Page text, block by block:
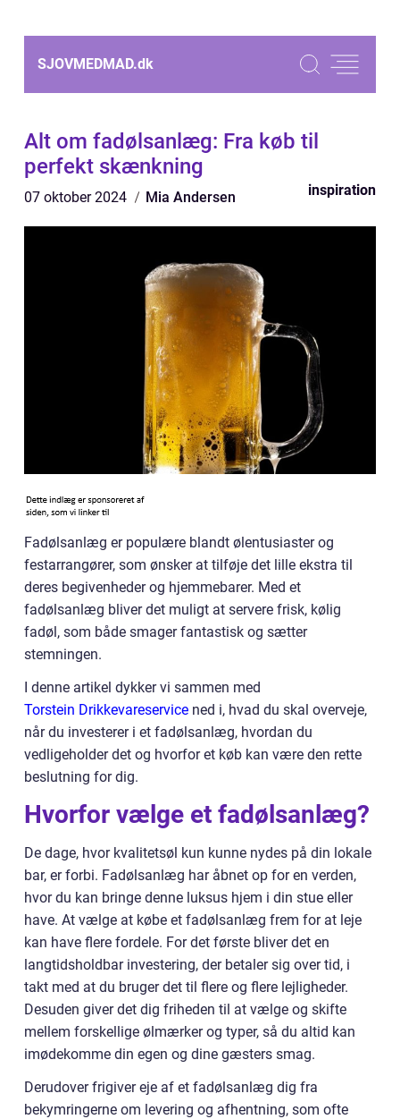
SJOVMEDMAD.dk
Alt om fadølsanlæg: Fra køb til
perfekt skænkning
07 oktober 2024 Mia Andersen inspiration
Fadølsanlæg er populære blandt ølentusiaster og
festarrangører, som ønsker at tilføje det lille ekstra til
deres begivenheder og hjemmebarer. Med et
fadølsanlæg bliver det muligt at servere frisk, kølig
fadøl, som både smager fantastisk og sætter
stemningen.
I denne artikel dykker vi sammen med
Torstein Drikkevareservice ned i, hvad du skal overveje,
når du investerer i et fadølsanlæg, hvordan du
vedligeholder det og hvorfor et køb kan være den rette
beslutning for dig.
Hvorfor vælge et fadølsanlæg?
De dage, hvor kvalitetsøl kun kunne nydes på din lokale
bar, er forbi. Fadølsanlæg har åbnet op for en verden,
hvor du kan bringe denne luksus hjem i din stue eller
have. At vælge at købe et fadølsanlæg frem for at leje
kan have flere fordele. For det første bliver det en
langtidsholdbar investering, der betaler sig over tid, i
takt med at du bruger det til flere og flere lejligheder.
Desuden giver det dig friheden til at vælge og skifte
mellem forskellige ølmærker og typer, så du altid kan
imødekomme din egen og dine gæsters smag.
Derudover frigiver eje af et fadølsanlæg dig fra
bekymringerne om levering og afhentning, som ofte